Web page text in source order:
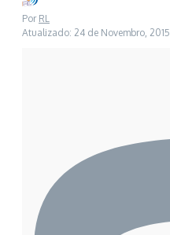
Por RL
Atualizado: 24 de Novembro, 2015